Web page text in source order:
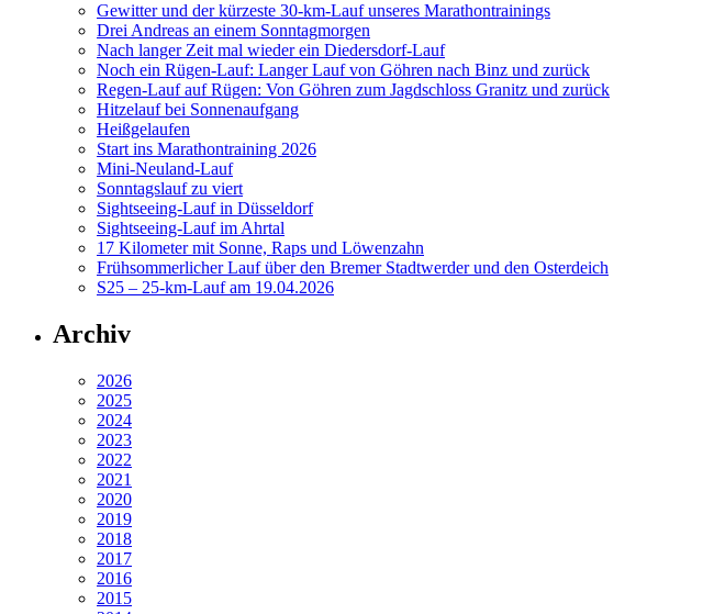
Gewitter und der kürzeste 30-km-Lauf unseres Marathontrainings
Drei Andreas an einem Sonntagmorgen
Nach langer Zeit mal wieder ein Diedersdorf-Lauf
Noch ein Rügen-Lauf: Langer Lauf von Göhren nach Binz und zurück
Regen-Lauf auf Rügen: Von Göhren zum Jagdschloss Granitz und zurück
Hitzelauf bei Sonnenaufgang
Heißgelaufen
Start ins Marathontraining 2026
Mini-Neuland-Lauf
Sonntagslauf zu viert
Sightseeing-Lauf in Düsseldorf
Sightseeing-Lauf im Ahrtal
17 Kilometer mit Sonne, Raps und Löwenzahn
Frühsommerlicher Lauf über den Bremer Stadtwerder und den Osterdeich
S25 – 25-km-Lauf am 19.04.2026
Archiv
2026
2025
2024
2023
2022
2021
2020
2019
2018
2017
2016
2015